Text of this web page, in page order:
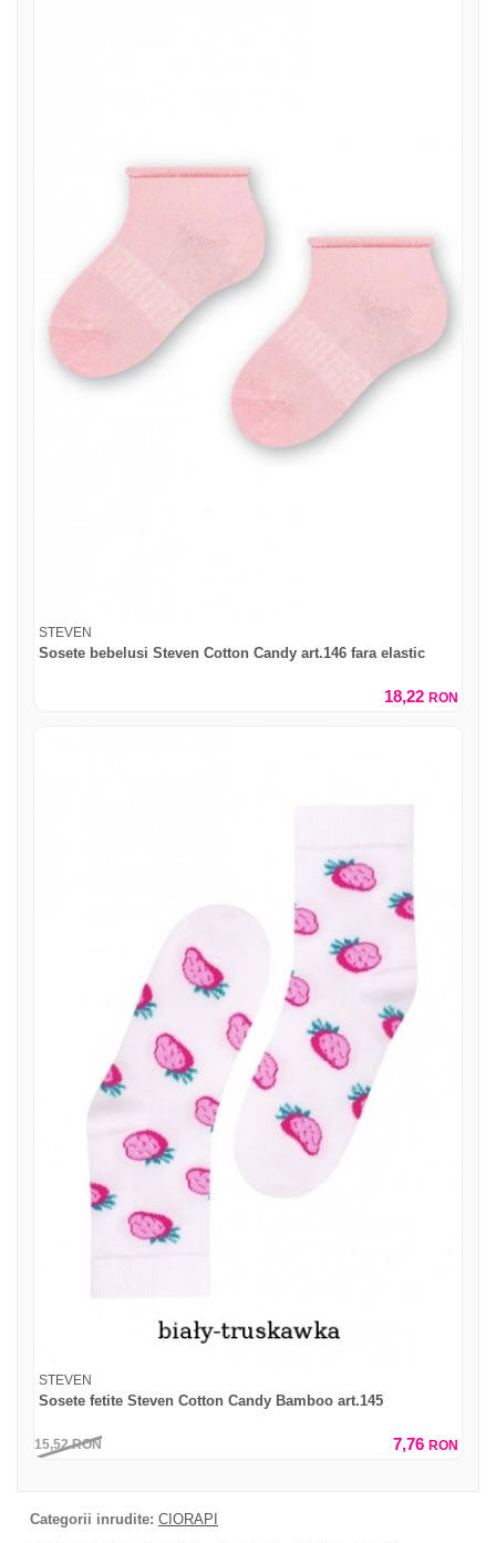
STEVEN
Sosete bebelusi Steven Cotton Candy art.146 fara elastic
18,22 RON
STEVEN
Sosete fetite Steven Cotton Candy Bamboo art.145
15,52RON 7,76 RON
Categorii inrudite: CIORAPI